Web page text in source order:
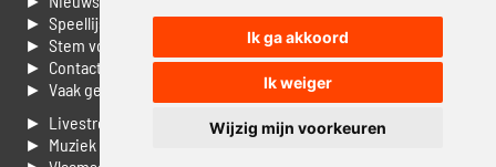
Ik ga akkoord
Ik weiger
Wijzig mijn voorkeuren
► Speellijst
► Stem voor de Dag top 3
► Contacteer ons
► Vaak gestelde vragen
► Livestream informatie
► Muziek opzoeken